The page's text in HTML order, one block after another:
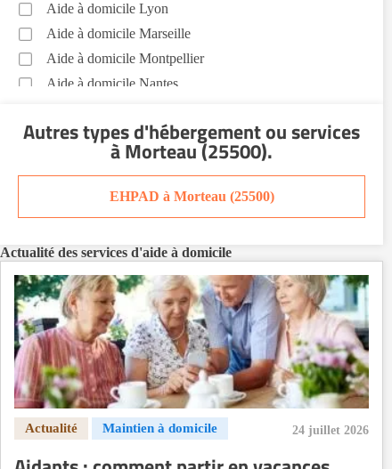
Aide à domicile Lyon
Aide à domicile Marseille
Aide à domicile Montpellier
Aide à domicile Nantes
Aide à domicile Nîmes
Aide à domicile Orléans
Aide à domicile Saint-Etienne
Aide à domicile Toulouse
Recherche par ville
Autres types d'hébergement ou services
à Morteau (25500).
EHPAD à Morteau (25500)
Actualité des services d'aide à domicile
24 juillet 2026